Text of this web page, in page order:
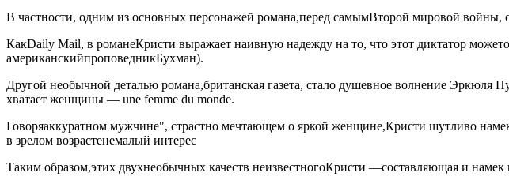
В частности, одним из основных персонажей романа,перед самымВторой мировой войны,
КакDaily Mail, в романеКристи выражает наивную надежду на то, что этот диктатор может
американскийпроповедникБухман).
Другой необычной деталью романа,британская газета, стало душевное волнение Эркюля
хватает женщины — une femme du monde.
Говоряаккуратном мужчине", страстно мечтающем о яркой женщине,Кристи шутливо
в зрелом возрастенемалый интерес
Таким образом,этих двухнеобычных качеств неизвестногоКристи —составляющая и